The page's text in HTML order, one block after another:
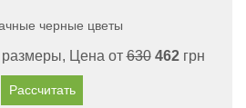
черные цветы
Цена от630 462грн
Рассчитать